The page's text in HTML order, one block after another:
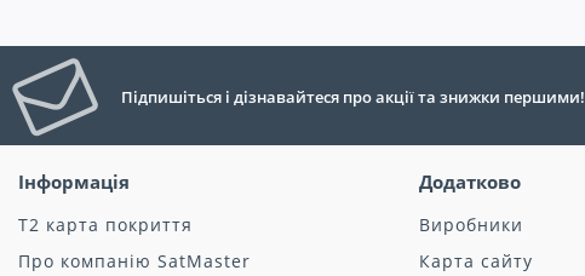
Підпишіться і дізнавайтеся про акції та знижки першими!
Інформація
Т2 карта покриття
Про компанію SatMaster
Додатково
Виробники
Карта сайту